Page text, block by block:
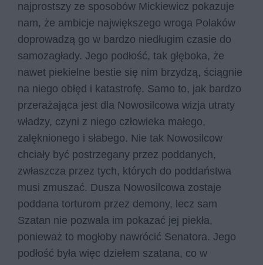
najprostszy ze sposobów Mickiewicz pokazuje
nam, że ambicje największego wroga Polaków
doprowadzą go w bardzo niedługim czasie do
samozagłady. Jego podłość, tak głęboka, że
nawet piekielne bestie się nim brzydzą, ściągnie
na niego obłęd i katastrofę. Samo to, jak bardzo
przerażająca jest dla Nowosilcowa wizja utraty
władzy, czyni z niego człowieka małego,
zalęknionego i słabego. Nie tak Nowosilcow
chciały być postrzegany przez poddanych,
zwłaszcza przez tych, których do poddaństwa
musi zmuszać. Dusza Nowosilcowa zostaje
poddana torturom przez demony, lecz sam
Szatan nie pozwala im pokazać jej piekła,
ponieważ to mogłoby nawrócić Senatora. Jego
podłość była więc dziełem szatana, co w